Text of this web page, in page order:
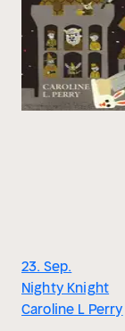
23. Sep.
Nighty Knight
Caroline L Perry